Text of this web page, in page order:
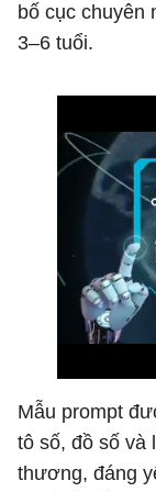
bố cục chuyên
3–6 tuổi.
Mẫu prompt
tô số, đồ số và
thương, đáng